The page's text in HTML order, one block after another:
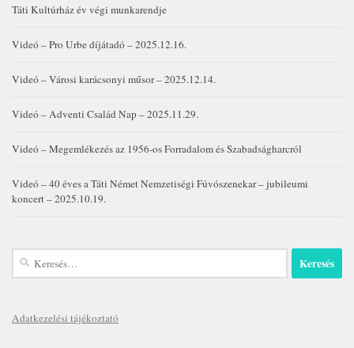
Táti Kultúrház év végi munkarendje
Videó – Pro Urbe díjátadó – 2025.12.16.
Videó – Városi karácsonyi műsor – 2025.12.14.
Videó – Adventi Család Nap – 2025.11.29.
Videó – Megemlékezés az 1956-os Forradalom és Szabadságharcról
Videó – 40 éves a Táti Német Nemzetiségi Fúvószenekar – jubileumi
koncert – 2025.10.19.
Keresés:
Adatkezelési tájékoztató